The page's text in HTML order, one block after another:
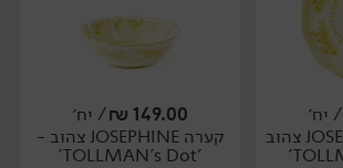
יח׳
/ יח׳
מגש עגול JOSEPHINE צהוב
149.00
₪/ יח׳
קערה JOSEPHINE צהוב -
'TOLLMAN's Dot'